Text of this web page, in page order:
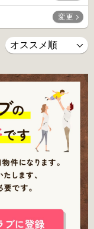
変更